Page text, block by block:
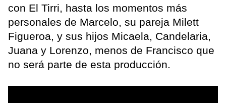
con El Tirri, hasta los momentos más
personales de Marcelo, su pareja Milett
Figueroa, y sus hijos Micaela, Candelaria,
Juana y Lorenzo, menos de Francisco que
no será parte de esta producción.